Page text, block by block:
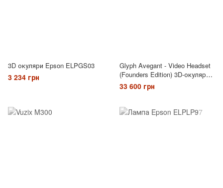
3D окуляри Epson ELPGS03
3 234 грн
Glyph Avegant - Video Headset
(Founders Edition) 3D-окуляри і
відео-окуляри навушники
33 600 грн